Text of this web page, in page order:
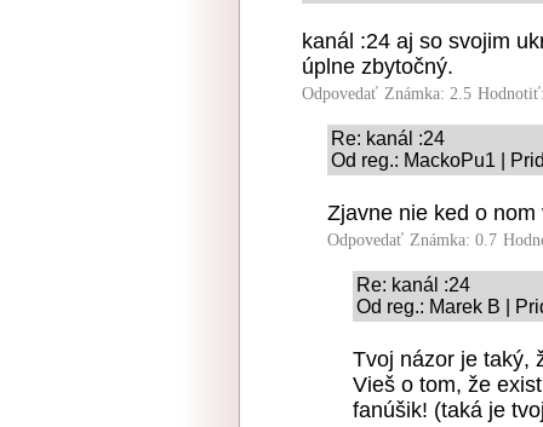
kanál :24 aj so svojim
úplne zbytočný.
Odpovedať Známka: 2.5
Re: kanál :24
Od reg.: MackoPu1 |
Zjavne nie ked o
Odpovedať Známka: 0.7
Re: kanál :24
Od reg.: Marek B |
Tvoj názor je taký,
Vieš o tom, že
fanúšik! (taká je